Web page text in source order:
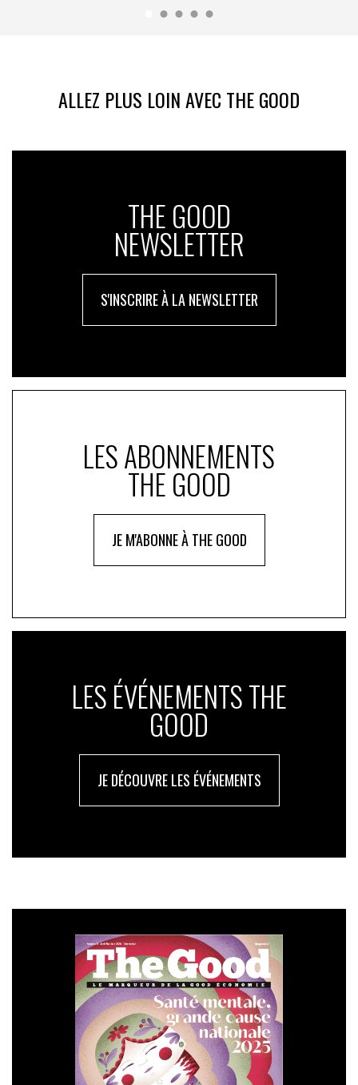
ALLEZ PLUS LOIN AVEC THE GOOD
THE GOOD
NEWSLETTER
S'INSCRIRE À LA NEWSLETTER
LES ABONNEMENTS
THE GOOD
JE M'ABONNE À THE GOOD
LES ÉVÉNEMENTS THE
GOOD
JE DÉCOUVRE LES ÉVÉNEMENTS